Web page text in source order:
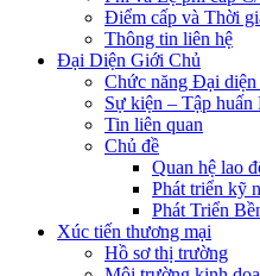
Điểm cấp và Thời
Thông tin liên hệ
Đại Diện Giới Chủ
Chức năng Đại
Sự kiện – Tập
Tin liên quan
Chủ đề
Quan hệ lao
Phát triển kỹ
Phát Triển
Xúc tiến thương mại
Hồ sơ thị trường